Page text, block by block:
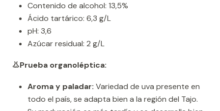
Contenido de alcohol: 13,5%
Ácido tartárico: 6,3 g/L
pH: 3,6
Azúcar residual: 2 g/L
👃Prueba organoléptica:
Aroma y paladar: Variedad de uva presente en
todo el país, se adapta bien a la región del Tajo.